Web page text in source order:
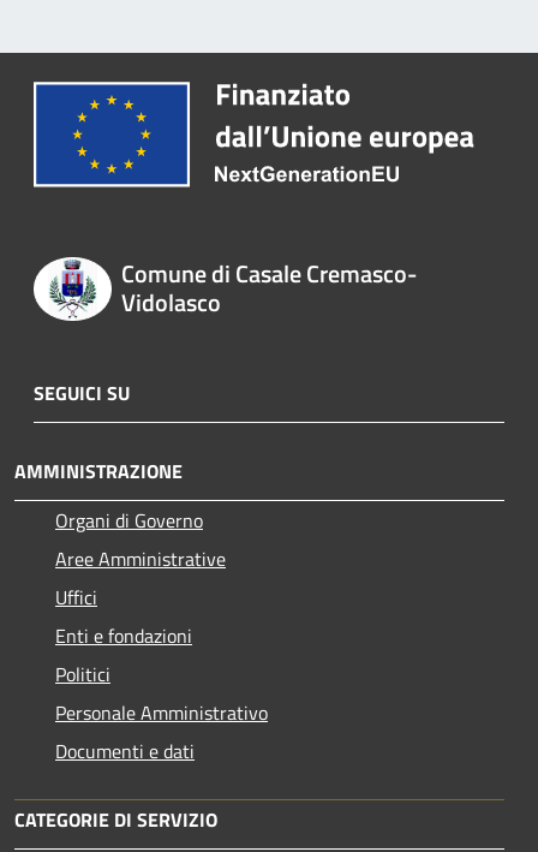
Comune di Casale Cremasco-
Vidolasco
SEGUICI SU
AMMINISTRAZIONE
Organi di Governo
Aree Amministrative
Uffici
Enti e fondazioni
Politici
Personale Amministrativo
Documenti e dati
CATEGORIE DI SERVIZIO